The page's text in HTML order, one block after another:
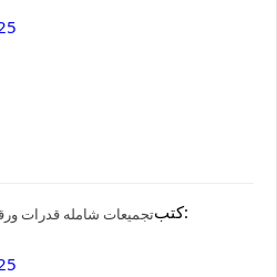
تجميعات شامله قدرات كتب: